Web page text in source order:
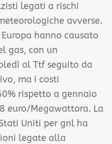
legati a rischi
avverse.
hanno causato
gas, con un
al Ttf seguito da
ma i costi
rispetto a gennaio
euro/Megawattora. La
Uniti per gnl ha
legate alla